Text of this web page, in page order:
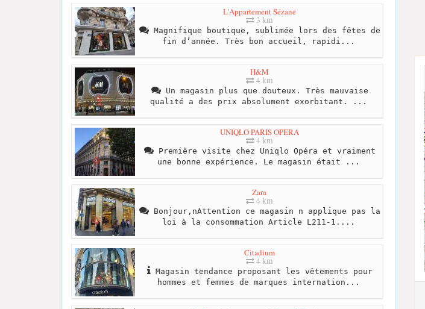
L'Appartement Sézane
3 km
Magnifique boutique, sublimée lors des fêtes de
fin d’année. Très bon accueil, rapidi...
H&M
4 km
Un magasin plus que douteux. Très mauvaise
qualité a des prix absolument exorbitant. ...
UNIQLO PARIS OPERA
4 km
Première visite chez Uniqlo Opéra et vraiment
une bonne expérience. Le magasin était ...
Zara
4 km
Bonjour,nAttention ce magasin n applique pas la
loi à la consommation Article L211-1....
Citadium
4 km
Magasin tendance proposant les vêtements pour
hommes et femmes de marques internation...